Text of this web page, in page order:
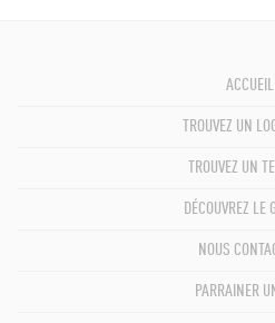
ACCUEIL
TROUVEZ UN
TROUVEZ UN
DÉCOUVREZ LE
NOUS
PARRAINER